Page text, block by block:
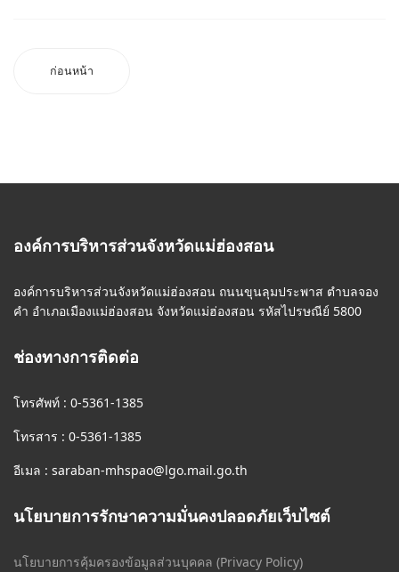
ก่อนหน้า
องค์การบริหารส่วนจังหวัดแม่ฮ่องสอน
องค์การบริหารส่วนจังหวัดแม่ฮ่องสอน ถนนขุนลุมประพาส ตำบลจอง
คำ อำเภอเมืองแม่ฮ่องสอน จังหวัดแม่ฮ่องสอน รหัสไปรษณีย์ 5800
ช่องทางการติดต่อ
โทรศัพท์ : 0-5361-1385
โทรสาร : 0-5361-1385
อีเมล : saraban-mhspao@lgo.mail.go.th
นโยบายการรักษาความมั่นคงปลอดภัยเว็บไซต์
นโยบายการคุ้มครองข้อมูลส่วนบุคคล (Privacy Policy)